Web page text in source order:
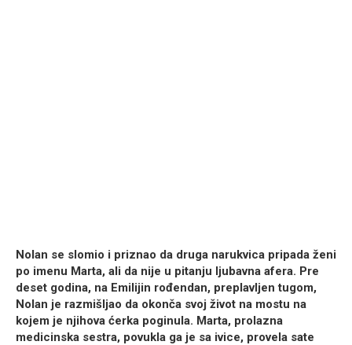
Nolan se slomio i priznao da druga narukvica pripada ženi
po imenu Marta, ali da nije u pitanju ljubavna afera. Pre
deset godina, na Emilijin rođendan, preplavljen tugom,
Nolan je razmišljao da okonča svoj život na mostu na
kojem je njihova ćerka poginula. Marta, prolazna
medicinska sestra, povukla ga je sa ivice, provela sate